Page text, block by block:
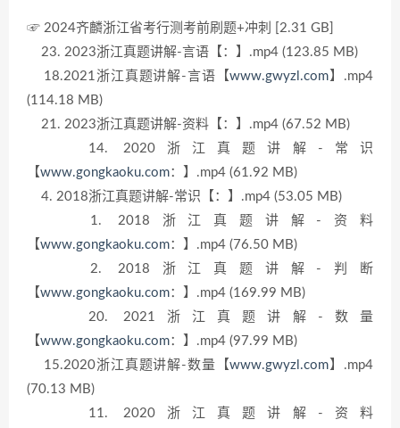
☞ 2024齐麟浙江省考行测考前刷题+冲刺 [2.31 GB]
23. 2023浙江真题讲解-言语【：】.mp4 (123.85 MB)
18.2021浙江真题讲解-言语【www.gwyzl.com】.mp4
(114.18 MB)
21. 2023浙江真题讲解-资料【：】.mp4 (67.52 MB)
14. 2020浙江真题讲解-常识
【www.gongkaoku.com：】.mp4 (61.92 MB)
4. 2018浙江真题讲解-常识【：】.mp4 (53.05 MB)
1. 2018浙江真题讲解-资料
【www.gongkaoku.com：】.mp4 (76.50 MB)
2. 2018浙江真题讲解-判断
【www.gongkaoku.com：】.mp4 (169.99 MB)
20. 2021浙江真题讲解-数量
【www.gongkaoku.com：】.mp4 (97.99 MB)
15.2020浙江真题讲解-数量【www.gwyzl.com】.mp4
(70.13 MB)
11. 2020浙江真题讲解-资料